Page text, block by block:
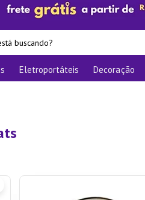
buscando?
Eletroportáteis Decoração